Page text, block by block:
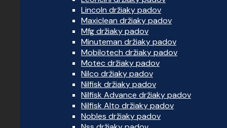
Lincoln držiaky padov
Maxiclean držiaky padov
Mfg držiaky padov
Minuteman držiaky padov
Mobilotech držiaky padov
Motec držiaky padov
Nilco držiaky padov
Nilfisk držiaky padov
Nilfisk Advance držiaky padov
Nilfisk Alto držiaky padov
Nobles držiaky padov